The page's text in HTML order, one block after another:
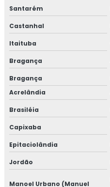
Santarém
Castanhal
Itaituba
Bragança
Bragança
Acrelândia
Brasiléia
Capixaba
Epitaciolândia
Jordão
Manoel Urbano (Manuel